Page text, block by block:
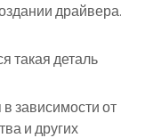
драйвера.
такая деталь
зависимости от
и других